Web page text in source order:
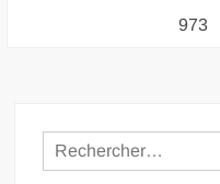
publications973